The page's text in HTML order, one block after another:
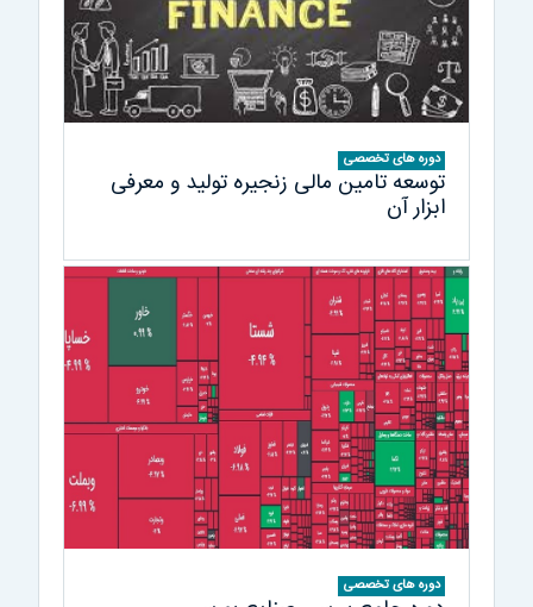
دوره های تخصصی
توسعه تامین مالی زنجیره تولید و معرفی
ابزار آن
دوره های تخصصی